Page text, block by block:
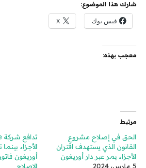
شارك هذا الموضوع:
فيس بوك X
معجب بهذه:
مرتبط
الحق في إصلاح مشروع
القانون الذي يستهدف اقتران
الأجزاء يمر عبر دار أوريغون
5 مارس، 2024
الأجزاء
أوريغون
الإصلاح